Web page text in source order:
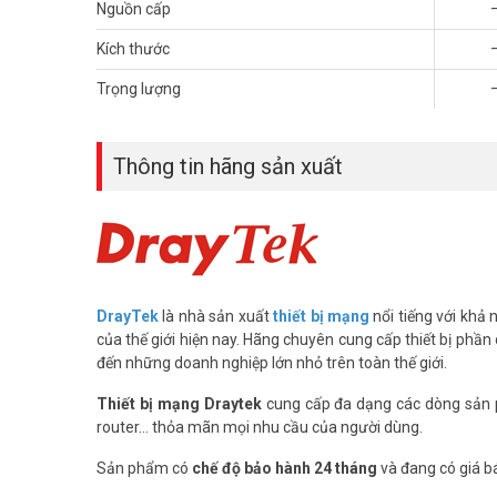
Cổng PoE+ trên AP905 dùng để nhận nguồn từ switch
nhanh hơn cổng Gigabit thông thường khi tải cao. Bốn
Roaming trên AP905 có thực sự giữ
không?
Roaming chuẩn 802.11k/v giúp thiết bị chuyển sang AP
ngắt khi người dùng đi từ phòng này sang phòng khác.
AP905 dùng độc lập được qua ứng dụng DrayTek
APM cho phép quản lý tập trung nhiều AP905 cùng lúc.
mạng, không cần dây điện riêng cho từng điểm phát.
Tham khảo thêm hình ảnh tạiFacebook Vuhoangtelecom
Nguồn cấp
Kích thước
Trọng lượng
Thông tin hãng sản xuất
DrayTek là nhà sản xuấtthiết bị mạng nổi tiếng với khả
của thế giới hiện nay. Hãng chuyên cung cấp thiết bị
đến những doanh nghiệp lớn nhỏ trên toàn thế giới.
Thiết bị mạng Draytekcung cấp đa dạng các dòng sản
router... thỏa mãn mọi nhu cầu của người dùng.
Sản phẩm có chế độ bảo hành 24 tháng và đang có giá